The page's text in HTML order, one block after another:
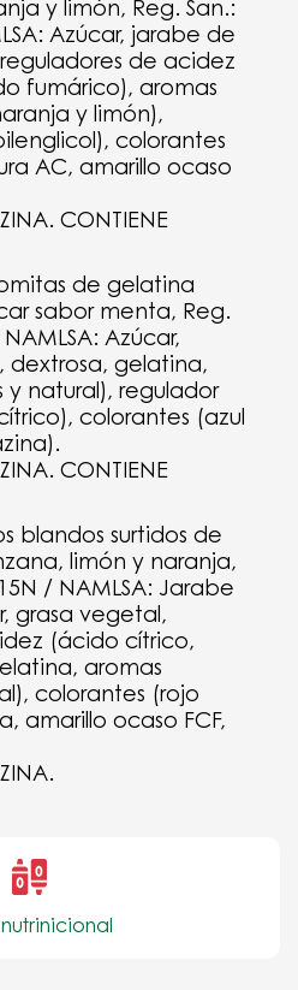
y limón, Reg. San.:
Azúcar, jarabe de
de acidez
fumárico), aromas
y limón),
colorantes
AC, amarillo ocaso
CONTIENE
de gelatina
sabor menta, Reg.
Azúcar,
dextrosa, gelatina,
y natural), regulador
colorantes (azul
CONTIENE
blandos surtidos de
limón y naranja,
/ NAMLSA: Jarabe
grasa vegetal,
(ácido cítrico,
aromas
colorantes (rojo
amarillo ocaso FCF,